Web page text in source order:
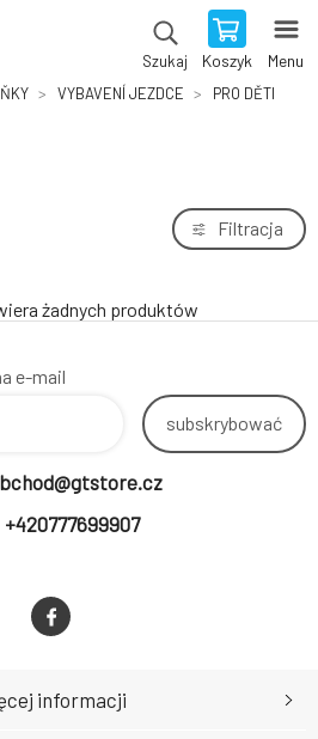
Szukaj Koszyk Menu
VYBAVENÍ JEZDCE
PRO DĚTI
Filtracja
żadnych produktów
e-mail
subskrybować
+420777699907
informacji